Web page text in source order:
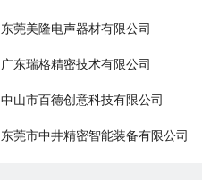
东莞美隆电声器材有限公司
广东瑞格精密技术有限公司
中山市百德创意科技有限公司
东莞市中井精密智能装备有限公司